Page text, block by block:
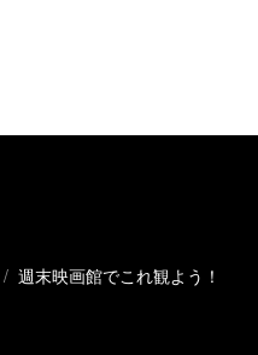
週末映画館でこれ観よう！